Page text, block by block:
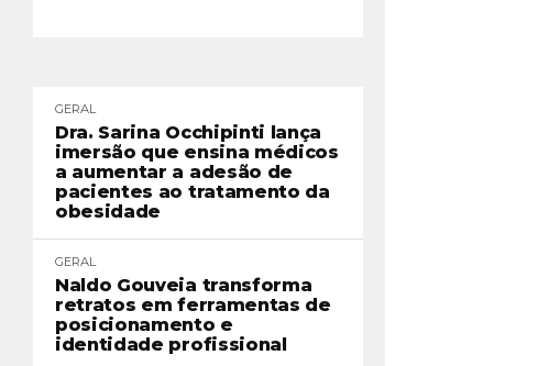
GERAL
Dra. Sarina Occhipinti lança
imersão que ensina médicos
a aumentar a adesão de
pacientes ao tratamento da
obesidade
GERAL
Naldo Gouveia transforma
retratos em ferramentas de
posicionamento e
identidade profissional